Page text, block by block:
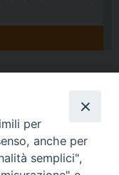
ALBANO
06.9323844
per
anche per
semplici",